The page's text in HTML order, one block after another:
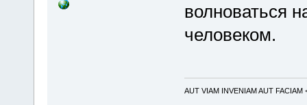
волноваться
человеком.
AUT VIAM INVENIAM AUT FACIAM